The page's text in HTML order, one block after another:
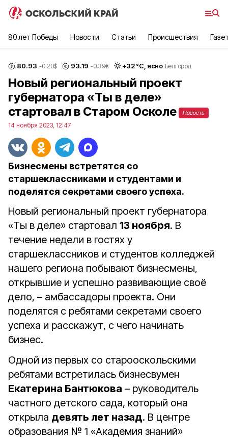
80 лет Победы Новости Статьи Происшествия
80.93 -0.20$ 93.19 -0.39€ +32°С, ясно Белгород
Новый региональный проект
губернатора «Ты в деле»
стартовал в Старом Осколе
Новость
14 ноября 2023, 12:47
Бизнесмены встретятся со
старшеклассниками и студентами и
поделятся секретами своего успеха.
Новый региональный проект губернатора
«Ты в деле» стартовал 13 ноября. В
течение недели в гостях у
старшеклассников и студентов колледжей
нашего региона побывают бизнесмены,
открывшие и успешно развивающие своё
дело, – амбассадоры проекта. Они
поделятся с ребятами секретами своего
успеха и расскажут, с чего начинать
бизнес.
Одной из первых со старооскольскими
ребятами встретилась бизнесвумен
Екатерина Бантюкова – руководитель
частного детского сада, который она
открыла девять лет назад. В центре
образования № 1 «Академия знаний»